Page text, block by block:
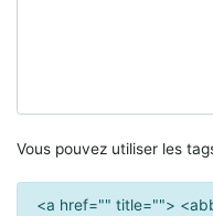
Vous pouvez utiliser les
<a href="" title="">